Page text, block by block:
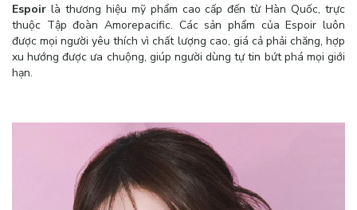
Espoir là thương hiệu mỹ phẩm cao cấp đến từ Hàn Quốc, trực
thuộc Tập đoàn Amorepacific. Các sản phẩm của Espoir luôn
được mọi người yêu thích vì chất lượng cao, giá cả phải chăng, hợp
xu hướng được ưa chuộng, giúp người dùng tự tin bứt phá mọi giới
hạn.